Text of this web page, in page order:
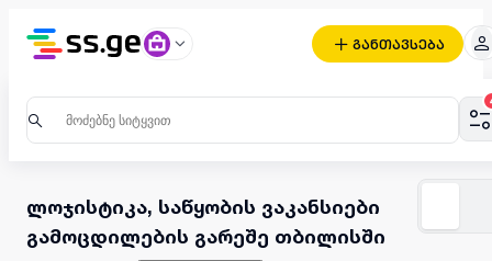
განთავსება
ლოჯისტიკა, საწყობის ვაკანსიები
გამოცდილების გარეშე თბილისში